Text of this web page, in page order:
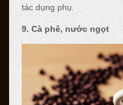
tác dụng phụ.
9. Cà phê, nước ngọt